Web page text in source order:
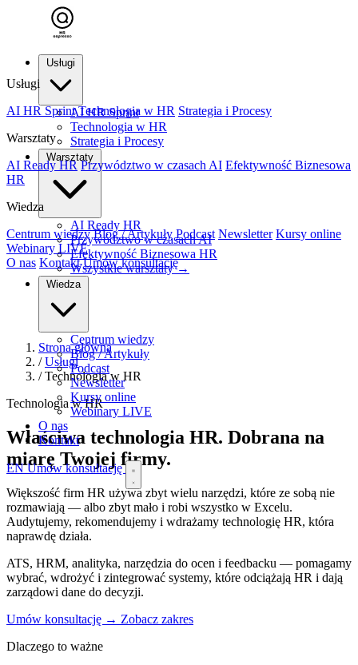
AI HR Sprint
Technologia w HR
Strategia i Procesy
AI Ready HR
Przywództwo w czasach AI
Efektywność Biznesowa HR
Wszystkie warsztaty →
Wiedza
Centrum wiedzy
Blog / Artykuły
Podcast
Newsletter
Kursy online
Webinary LIVE
O nas
Kontakt
ENUmów konsultację
Usługi
AI HR Sprint Technologia w HR Strategia i Procesy
Warsztaty
AI Ready HR Przywództwo w czasach AI Efektywność Biznesowa
HR
Wiedza
Centrum wiedzy Blog / Artykuły Podcast Newsletter Kursy online
Webinary LIVE
O nas Kontakt Umów konsultację
Strona główna
/ Usługi
/ Technologia w HR
Technologia w HR
Właściwa technologia HR. Dobrana na
miarę Twojej firmy.
Większość firm HR używa zbyt wielu narzędzi, które ze sobą nie
rozmawiają — albo zbyt mało i robi wszystko w Excelu.
Audytujemy, rekomendujemy i wdrażamy technologię HR, która
naprawdę działa.
ATS, HRM, analityka, narzędzia do ocen i feedbacku — pomagamy
wybrać, wdrożyć i zintegrować systemy, które odciążają HR i dają
zarządowi dane do decyzji.
Umów konsultację → Zobacz zakres
Dlaczego to ważne